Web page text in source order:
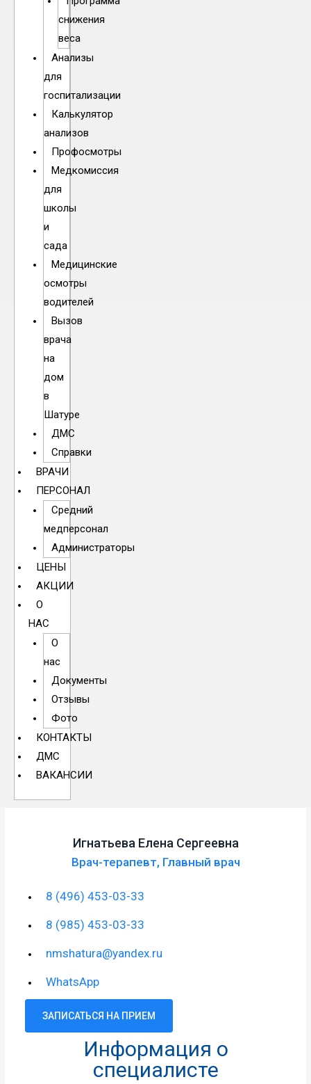
снижения
веса
Анализы
для
госпитализации
Калькулятор
анализов
Профосмотры
Медкомиссия
для
школы
и
сада
Медицинские
осмотры
водителей
Вызов
врача
на
дом
в
Шатуре
ДМС
Справки
ВРАЧИ
ПЕРСОНАЛ
Средний
медперсонал
Администраторы
ЦЕНЫ
АКЦИИ
О
НАС
О
нас
Документы
Отзывы
Фото
КОНТАКТЫ
ДМС
ВАКАНСИИ
Игнатьева Елена Сергеевна
Врач-терапевт, Главный врач
8 (496) 453-03-33
8 (985) 453-03-33
nmshatura@yandex.ru
WhatsApp
ЗАПИСАТЬСЯ НА ПРИЕМ
Информация о
специалисте